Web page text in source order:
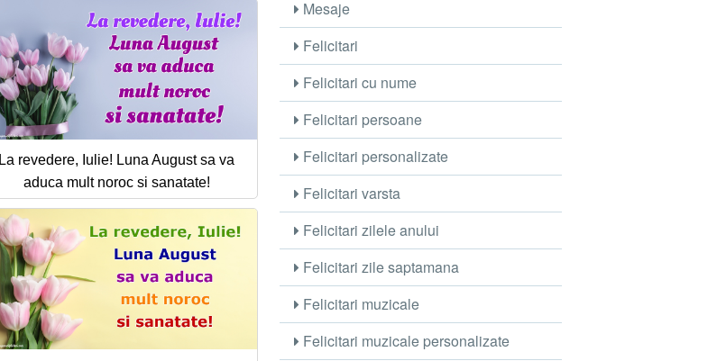
La revedere, Iulie! Luna August sa va
aduca mult noroc si sanatate!
Mesaje
Felicitari
Felicitari cu nume
Felicitari persoane
Felicitari personalizate
Felicitari varsta
Felicitari zilele anului
Felicitari zile saptamana
Felicitari muzicale
Felicitari muzicale personalizate